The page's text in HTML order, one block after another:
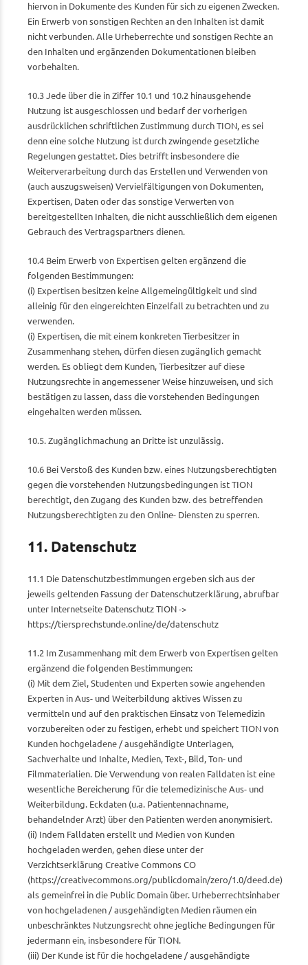
hiervon in Dokumente des Kunden für sich zu eigenen Zwecken.
Ein Erwerb von sonstigen Rechten an den Inhalten ist damit
nicht verbunden. Alle Urheberrechte und sonstigen Rechte an
den Inhalten und ergänzenden Dokumentationen bleiben
vorbehalten.
10.3 Jede über die in Ziffer 10.1 und 10.2 hinausgehende
Nutzung ist ausgeschlossen und bedarf der vorherigen
ausdrücklichen schriftlichen Zustimmung durch TION, es sei
denn eine solche Nutzung ist durch zwingende gesetzliche
Regelungen gestattet. Dies betrifft insbesondere die
Weiterverarbeitung durch das Erstellen und Verwenden von
(auch auszugsweisen) Vervielfältigungen von Dokumenten,
Expertisen, Daten oder das sonstige Verwerten von
bereitgestellten Inhalten, die nicht ausschließlich dem eigenen
Gebrauch des Vertragspartners dienen.
10.4 Beim Erwerb von Expertisen gelten ergänzend die
folgenden Bestimmungen:
(i) Expertisen besitzen keine Allgemeingültigkeit und sind
alleinig für den eingereichten Einzelfall zu betrachten und zu
verwenden.
(i) Expertisen, die mit einem konkreten Tierbesitzer in
Zusammenhang stehen, dürfen diesen zugänglich gemacht
werden. Es obliegt dem Kunden, Tierbesitzer auf diese
Nutzungsrechte in angemessener Weise hinzuweisen, und sich
bestätigen zu lassen, dass die vorstehenden Bedingungen
eingehalten werden müssen.
10.5. Zugänglichmachung an Dritte ist unzulässig.
10.6 Bei Verstoß des Kunden bzw. eines Nutzungsberechtigten
gegen die vorstehenden Nutzungsbedingungen ist TION
berechtigt, den Zugang des Kunden bzw. des betreffenden
Nutzungsberechtigten zu den Online- Diensten zu sperren.
11. Datenschutz
11.1 Die Datenschutzbestimmungen ergeben sich aus der
jeweils geltenden Fassung der Datenschutzerklärung, abrufbar
unter Internetseite Datenschutz TION ->
https://tiersprechstunde.online/de/datenschutz
11.2 Im Zusammenhang mit dem Erwerb von Expertisen gelten
ergänzend die folgenden Bestimmungen:
(i) Mit dem Ziel, Studenten und Experten sowie angehenden
Experten in Aus- und Weiterbildung aktives Wissen zu
vermitteln und auf den praktischen Einsatz von Telemedizin
vorzubereiten oder zu festigen, erhebt und speichert TION von
Kunden hochgeladene / ausgehändigte Unterlagen,
Sachverhalte und Inhalte, Medien, Text-, Bild, Ton- und
Filmmaterialien. Die Verwendung von realen Falldaten ist eine
wesentliche Bereicherung für die telemedizinische Aus- und
Weiterbildung. Eckdaten (u.a. Patientennachname,
behandelnder Arzt) über den Patienten werden anonymisiert.
(ii) Indem Falldaten erstellt und Medien von Kunden
hochgeladen werden, gehen diese unter der
Verzichtserklärung Creative Commons CO
(https://creativecommons.org/publicdomain/zero/1.0/deed.de)
als gemeinfrei in die Public Domain über. Urheberrechtsinhaber
von hochgeladenen / ausgehändigten Medien räumen ein
unbeschränktes Nutzungsrecht ohne jegliche Bedingungen für
jedermann ein, insbesondere für TION.
(iii) Der Kunde ist für die hochgeladene / ausgehändigte